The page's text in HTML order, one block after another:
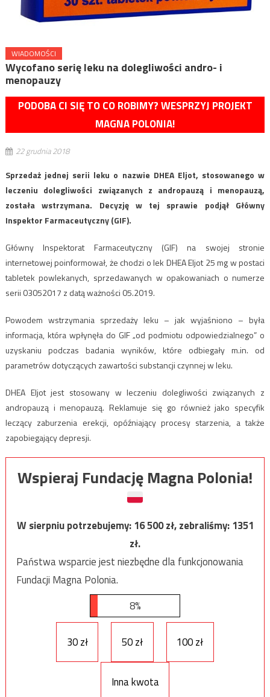
WIADOMOŚCI
Wycofano serię leku na dolegliwości andro- i
menopauzy
PODOBA CI SIĘ TO CO ROBIMY? WESPRZYJ PROJEKT
MAGNA POLONIA!
22 grudnia 2018
Sprzedaż jednej serii leku o nazwie DHEA Eljot, stosowanego w
leczeniu dolegliwości związanych z andropauzą i menopauzą,
została wstrzymana. Decyzję w tej sprawie podjął Główny
Inspektor Farmaceutyczny (GIF).
Główny Inspektorat Farmaceutyczny (GIF) na swojej stronie
internetowej poinformował, że chodzi o lek DHEA Eljot 25 mg w postaci
tabletek powlekanych, sprzedawanych w opakowaniach o numerze
serii 03052017 z datą ważności 05.2019.
Powodem wstrzymania sprzedaży leku – jak wyjaśniono – była
informacja, która wpłynęła do GIF „od podmiotu odpowiedzialnego” o
uzyskaniu podczas badania wyników, które odbiegały m.in. od
parametrów dotyczących zawartości substancji czynnej w leku.
DHEA Eljot jest stosowany w leczeniu dolegliwości związanych z
andropauzą i menopauzą. Reklamuje się go również jako specyfik
leczący zaburzenia erekcji, opóźniający procesy starzenia, a także
zapobiegający depresji.
Wspieraj Fundację Magna Polonia!
W sierpniu potrzebujemy:16 500zł, zebraliśmy:1351
zł.
Państwa wsparcie jest niezbędne dla funkcjonowania
Fundacji Magna Polonia.
8%
30 zł 50 zł 100 zł
Inna kwota